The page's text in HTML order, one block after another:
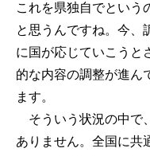
これを県独自でという
と思うんですね。今、
に国が応じていこうと
的な内容の調整が進ん
ます。
そういう状況の中で
ありません。全国に共